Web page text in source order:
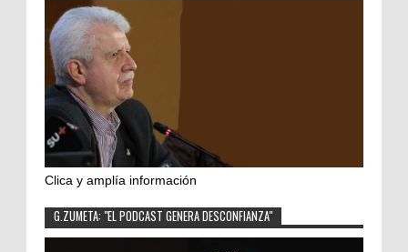
Clica y amplía información
G.ZUMETA: "EL PODCAST GENERA DESCONFIANZA"